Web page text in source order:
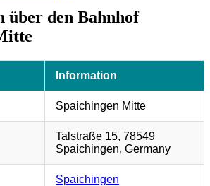
über den Bahnhof
Information
Spaichingen Mitte
Talstraße 15, 78549
Spaichingen, Germany
Spaichingen